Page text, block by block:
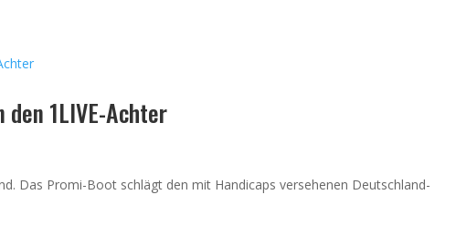
1LIVE-Achter
Das Promi-Boot schlägt den mit Handicaps versehenen Deutschland-